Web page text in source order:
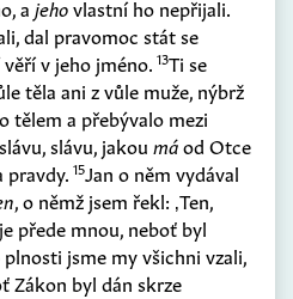
a jehovlastní ho nepřijali.
dal pravomoc stát se
v jeho jméno. 13Ti se
těla ani z vůle muže, nýbrž
tělem a přebývalo mezi
slávu, jakou máod Otce
pravdy. 15Jan o něm vydával
, o němž jsem řekl: ‚Ten,
přede mnou, neboť byl
plnosti jsme my všichni vzali,
Zákon byl dán skrze